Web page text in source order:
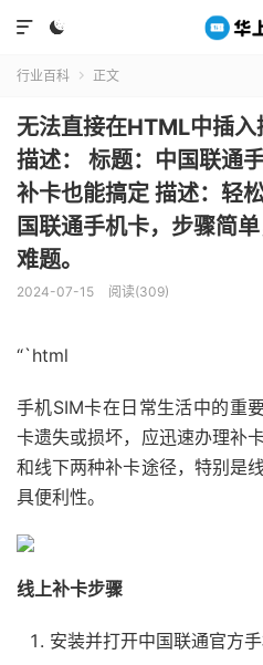


行业百科  正文
无法直接在HTML中插
描述： 标题：中国联通
补卡也能搞定 描述：轻
国联通手机卡，步骤简
难题。
2024-07-15 阅读(309)
“`html
手机SIM卡在日常生活中的重
卡遗失或损坏，应迅速办理补
和线下两种补卡途径，特别是
具便利性。
线上补卡步骤
安装并打开中国联通官方手